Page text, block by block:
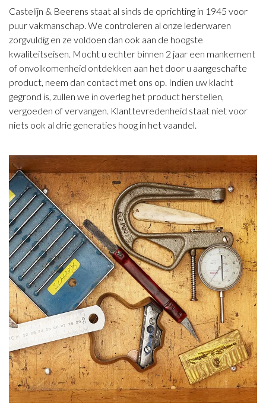
Castelijn & Beerens staat al sinds de oprichting in 1945 voor
puur vakmanschap. We controleren al onze lederwaren
zorgvuldig en ze voldoen dan ook aan de hoogste
kwaliteitseisen. Mocht u echter binnen 2 jaar een mankement
of onvolkomenheid ontdekken aan het door u aangeschafte
product, neem dan contact met ons op. Indien uw klacht
gegrond is, zullen we in overleg het product herstellen,
vergoeden of vervangen. Klanttevredenheid staat niet voor
niets ook al drie generaties hoog in het vaandel.